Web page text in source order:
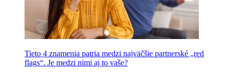
Tieto 4 znamenia patria medzi najväčšie partnerské „red
flags“. Je medzi nimi aj to vaše?